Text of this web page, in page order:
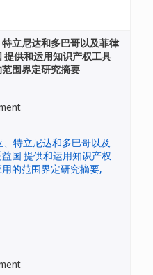
立尼达和多巴哥以及菲律
提供和运用知识产权工具
围界定研究摘要